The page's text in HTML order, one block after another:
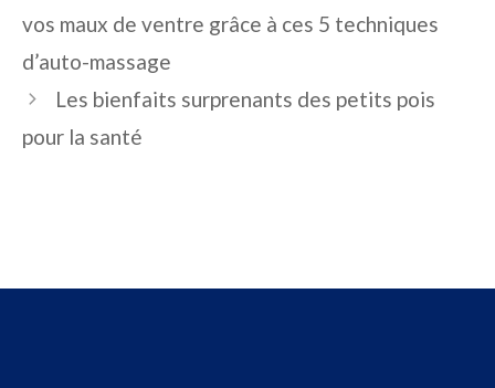
vos maux de ventre grâce à ces 5 techniques
d’auto-massage
Les bienfaits surprenants des petits pois
pour la santé